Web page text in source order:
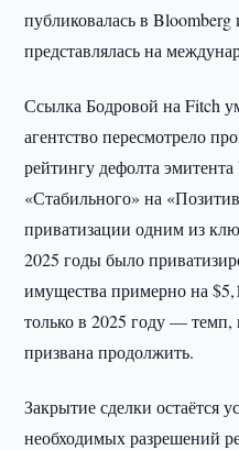
публиковалась в
представлялась на
Ссылка Бодровой на Fitch
агентство пересмотрело
рейтингу дефолта эмитента
«Стабильного» на
приватизации одним из
2025 годы было
имущества примерно на
только в 2025 году —
призвана продолжить.
Закрытие сделки остаётся
необходимых разрешений